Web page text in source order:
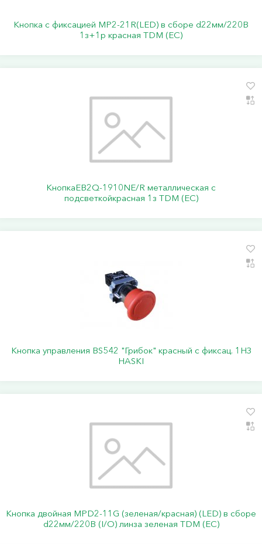
Кнопка с фиксацией MP2-21R(LED) в сборе d22мм/220В
1з+1р красная TDM (ЕС)
КнопкаEB2Q-1910NE/R металлическая с
подсветкойкрасная 1з TDM (ЕС)
Кнопка управления BS542 "Грибок" красный с фиксац. 1НЗ
HASKI
Кнопка двойная MPD2-11G (зеленая/красная) (LED) в сборе
d22мм/220В (I/O) линза зеленая TDM (ЕС)